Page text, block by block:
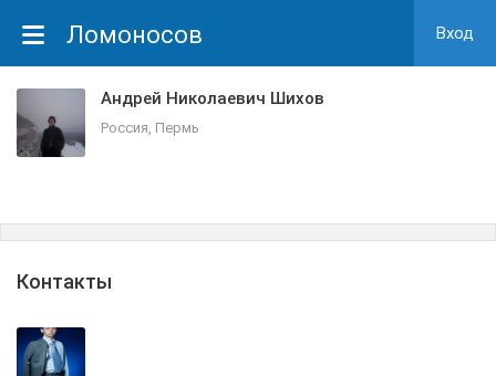
Ломоносов Вход
Андрей Николаевич Шихов
Россия, Пермь
Контакты